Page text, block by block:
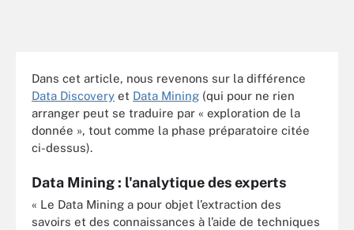
Dans cet article, nous revenons sur la différence
Data Discovery et Data Mining (qui pour ne rien
arranger peut se traduire par « exploration de la
donnée », tout comme la phase préparatoire citée
ci-dessus).
Data Mining : l'analytique des experts
« Le Data Mining a pour objet l’extraction des
savoirs et des connaissances à l’aide de techniques